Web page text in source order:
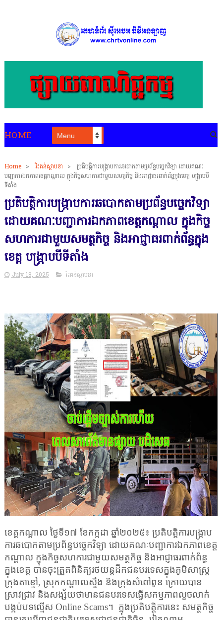
HOME
Home > រិះគន់ស្ថាបនា >
ប្រតិបត្តិការបង្រ្កាបការឆបោកតាមប្រព័ន្ធបច្ចេកវិទ្យា ដោយគណៈ
បញ្ជាការឯកភាពខេត្តកណ្តាល ក្នុងកិច្ចសហការជាមួយសមត្ថកិច្ច និងអាជ្ញាធរពាក់ព័ន្ធក្នុងខេត្ត បង្ក្រាបបី
ទីតាំង
ប្រតិបត្តិការបង្រ្កាបការឆបោកតាមប្រព័ន្ធបច្ចេកវិទ្យា
ដោយគណៈបញ្ជាការឯកភាពខេត្តកណ្តាល ក្នុងកិច្ច
សហការជាមួយសមត្ថកិច្ច និងអាជ្ញាធរពាក់ព័ន្ធក្នុង
ខេត្ត បង្ក្រាបបីទីតាំង
July 18, 2025 រិះគន់ស្ថាបនា
ខេត្ត​កណ្តាល ថ្ងៃទី១៧ ខែកក្កដា ឆ្នាំ២០២៥៖ ប្រតិបត្តិការបង្រ្កាប
ការឆបោកតាមប្រព័ន្ធបច្ចេកវិទ្យា ដោយគណៈបញ្ជាការឯកភាពខេត្ត
កណ្តាល ក្នុងកិច្ចសហការជាមួយសមត្ថកិច្ច និងអាជ្ញាធរពាក់ព័ន្ធ
ក្នុងខេត្ត បានចុះត្រួតពិនិត្យរថយន្តដឹកជនបរទេសក្នុងភូមិសាស្ត្រ
ក្រុងតាខ្មៅ, ស្រុកកណ្តាលស្ទឹង និងក្រុងសំពៅពូន ក្រោយបាន
ស្រាវជ្រាវ និងសង្ស័យថាមានជនបរទេសធ្វើសកម្មភាពលួចលាក់
បង្កប់បទល្មើស Online Scams។
ក្នុងប្រតិបត្តិការនេះ សមត្ថកិច្ច